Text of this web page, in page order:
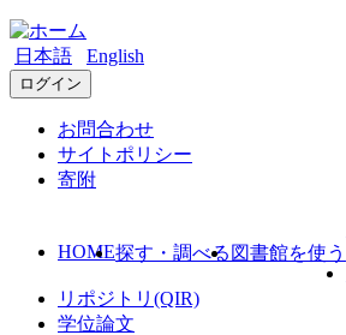
日本語 English
ログイン
お問合わせ
サイトポリシー
寄附
HOME探す・調べる 図書館を使う
リポジトリ(QIR)
学位論文